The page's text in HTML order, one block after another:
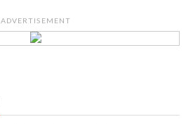
ADVERTISEMENT